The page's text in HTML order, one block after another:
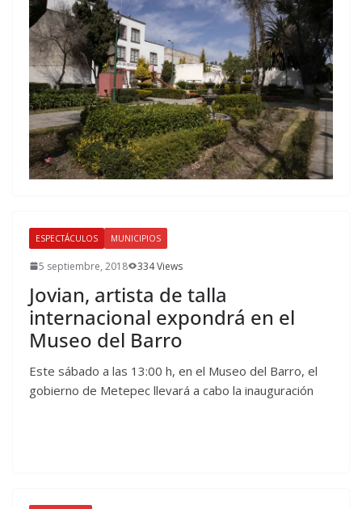
ESPECTÁCULOS MUNICIPIOS
5 septiembre, 2018 334 Views
Jovian, artista de talla
internacional expondrá en el
Museo del Barro
Este sábado a las 13:00 h, en el Museo del Barro, el
gobierno de Metepec llevará a cabo la inauguración